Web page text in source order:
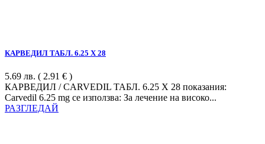
КАРВЕДИЛ ТАБЛ. 6.25 Х 28
5.69 лв. ( 2.91 € )
КАРВЕДИЛ / CARVEDIL ТАБЛ. 6.25 Х 28 показания:
Carvedil 6.25 mg се използва: За лечение на високо...
РАЗГЛЕДАЙ